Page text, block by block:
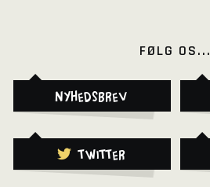
FØLG OS...
Nyhedsbrev
Twitter